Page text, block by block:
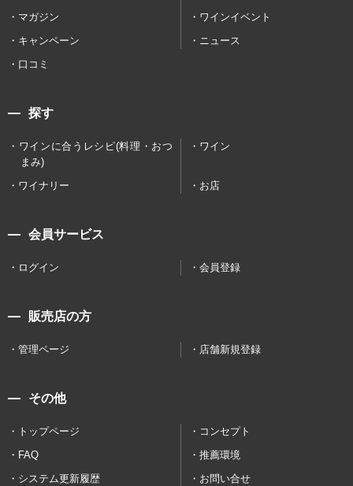
マガジン
ワインイベント
キャンペーン
ニュース
口コミ
探す
ワインに合うレシピ(料理・おつ
まみ)
ワイン
ワイナリー お店
会員サービス
ログイン 会員登録
販売店の方
管理ページ 店舗新規登録
その他
トップページ
コンセプト
FAQ
推薦環境
システム更新履歴
お問い合せ